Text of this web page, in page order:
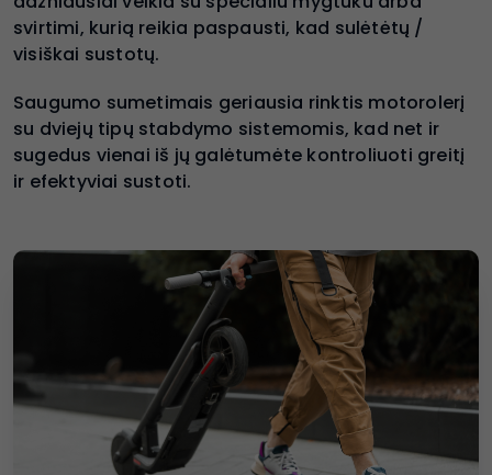
svirtimi, kurią reikia paspausti, kad sulėtėtų /
visiškai sustotų.
Saugumo sumetimais geriausia rinktis motorolerį
su dviejų tipų stabdymo sistemomis, kad net ir
sugedus vienai iš jų galėtumėte kontroliuoti greitį
ir efektyviai sustoti.